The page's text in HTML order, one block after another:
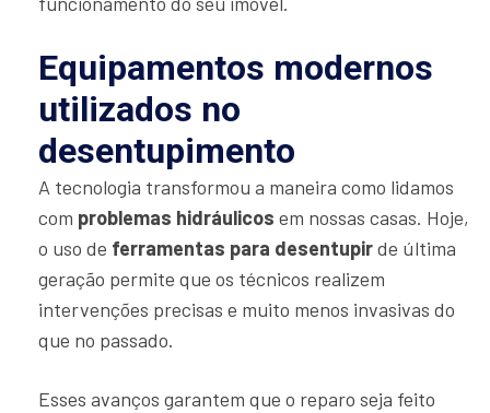
Equipamentos modernos
utilizados no
desentupimento
A tecnologia transformou a maneira como lidamos
com problemas hidráulicos em nossas casas. Hoje,
o uso de ferramentas para desentupirde última
geração permite que os técnicos realizem
intervenções precisas e muito menos invasivas do
que no passado.
Esses avanços garantem que o reparo seja feito